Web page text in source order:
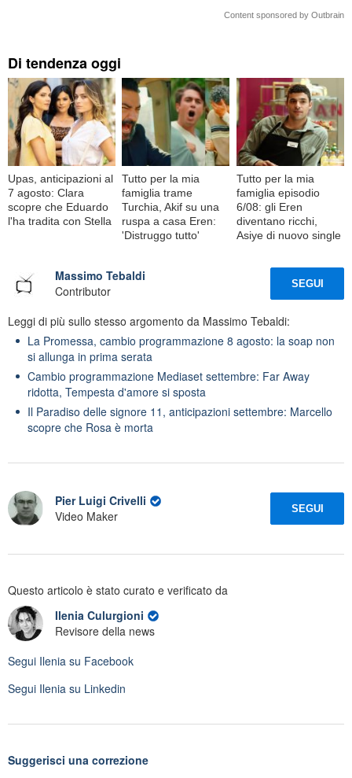
Content sponsored by Outbrain
Di tendenza oggi
Upas, anticipazioni al
7 agosto: Clara
scopre che Eduardo
l'ha tradita con Stella
Tutto per la mia
famiglia trame
Turchia, Akif su una
ruspa a casa Eren:
'Distruggo tutto'
Tutto per la mia
famiglia episodio
6/08: gli Eren
diventano ricchi,
Asiye di nuovo single
Massimo Tebaldi
Contributor
SEGUI
Leggi di più sullo stesso argomento da Massimo Tebaldi:
La Promessa, cambio programmazione 8 agosto: la soap non
si allunga in prima serata
Cambio programmazione Mediaset settembre: Far Away
ridotta, Tempesta d'amore si sposta
Il Paradiso delle signore 11, anticipazioni settembre: Marcello
scopre che Rosa è morta
Pier Luigi Crivelli
Video Maker
SEGUI
Questo articolo è stato curato e verificato da
Ilenia Culurgioni
Revisore della news
Segui Ilenia su Facebook
Segui Ilenia su Linkedin
Suggerisci una correzione